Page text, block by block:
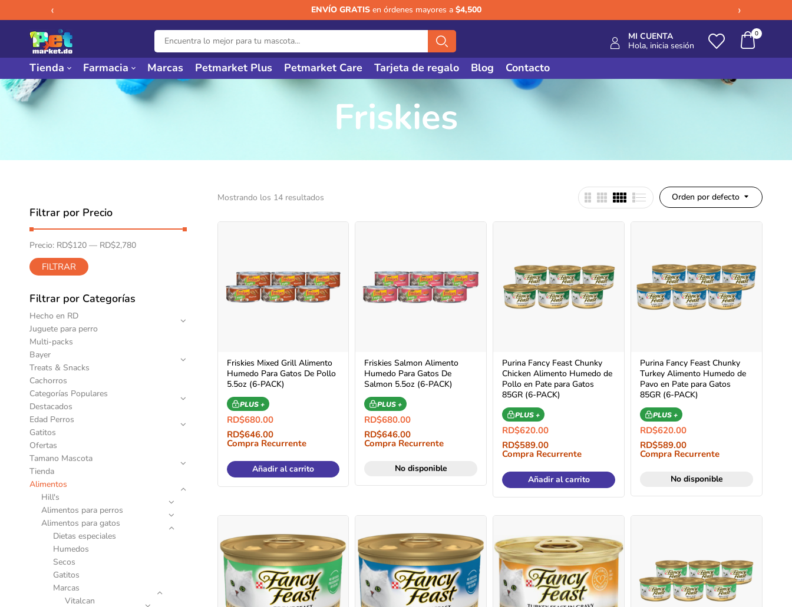
‹ ENVÍO GRATISen órdenes mayores a $4,500 ›
MI CUENTA
Hola, inicia sesión
0
Tienda Farmacia Marcas Petmarket Plus Petmarket Care Tarjeta de regalo Blog Contacto
Friskies
Filtrar por Precio
FILTRAR
Precio: RD$120 — RD$2,780
Filtrar por Categorías
Hecho en RD
Juguete para perro
Multi-packs
Bayer
Treats & Snacks
Cachorros
Categorías Populares
Destacados
Edad Perros
Gatitos
Ofertas
Tamano Mascota
Tienda
Alimentos
Hill's
Alimentos para perros
Alimentos para gatos
Dietas especiales
Humedos
Secos
Gatitos
Marcas
Vitalcan
Orden por defecto
Mostrando los 14 resultados
Friskies Mixed Grill Alimento
Humedo Para Gatos De Pollo
5.5oz (6-PACK)
PLUS +
RD$680.00
RD$646.00
Compra Recurrente
Añadir al carrito
Friskies Salmon Alimento
Humedo Para Gatos De
Salmon 5.5oz (6-PACK)
PLUS +
RD$680.00
RD$646.00
Compra Recurrente
No disponible
Purina Fancy Feast Chunky
Chicken Alimento Humedo de
Pollo en Pate para Gatos
85GR (6-PACK)
PLUS +
RD$620.00
RD$589.00
Compra Recurrente
Añadir al carrito
Purina Fancy Feast Chunky
Turkey Alimento Humedo de
Pavo en Pate para Gatos
85GR (6-PACK)
PLUS +
RD$620.00
RD$589.00
Compra Recurrente
No disponible